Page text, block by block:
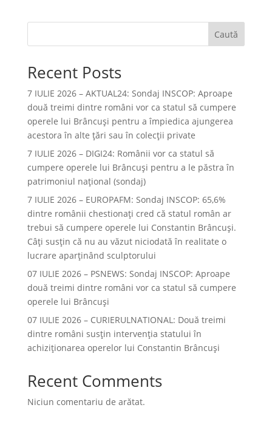
Caută
Recent Posts
7 IULIE 2026 – AKTUAL24: Sondaj INSCOP: Aproape
două treimi dintre români vor ca statul să cumpere
operele lui Brâncuşi pentru a împiedica ajungerea
acestora în alte ţări sau în colecţii private
7 IULIE 2026 – DIGI24: Românii vor ca statul să
cumpere operele lui Brâncuși pentru a le păstra în
patrimoniul național (sondaj)
7 IULIE 2026 – EUROPAFM: Sondaj INSCOP: 65,6%
dintre românii chestionați cred că statul român ar
trebui să cumpere operele lui Constantin Brâncuși.
Câți susțin că nu au văzut niciodată în realitate o
lucrare aparținând sculptorului
07 IULIE 2026 – PSNEWS: Sondaj INSCOP: Aproape
două treimi dintre români vor ca statul să cumpere
operele lui Brâncuși
07 IULIE 2026 – CURIERULNATIONAL: Două treimi
dintre români susțin intervenția statului în
achiziționarea operelor lui Constantin Brâncuși
Recent Comments
Niciun comentariu de arătat.